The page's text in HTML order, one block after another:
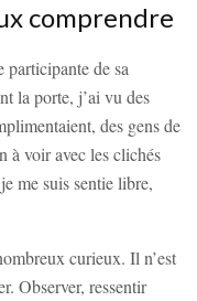
comprendre
participante de sa
la porte, j’ai vu des
des gens de
à voir avec les clichés
me suis sentie libre,
curieux. Il n’est
Observer, ressentir